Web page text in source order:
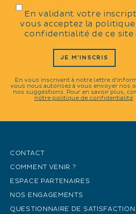
En validant votre
vous acceptez la politique
confidentialité de ce site
JE M'INSCRIS
En vous inscrivant à notre lettre
vous nous autorisez à vous envoyer nos
nos suggestions. Pour en savoir plus,
notre politique de confidentialité.
CONTACT
COMMENT VENIR ?
ESPACE PARTENAIRES
NOS ENGAGEMENTS
QUESTIONNAIRE DE SATISFACTION